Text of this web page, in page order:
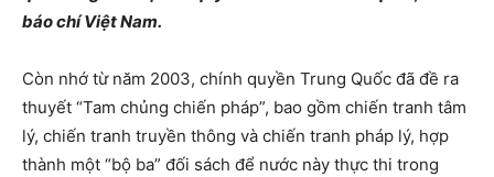
báo chí Việt Nam.
Còn nhớ từ năm 2003, chính quyền Trung Quốc đã đề ra
thuyết “Tam chủng chiến pháp”, bao gồm chiến tranh tâm
lý, chiến tranh truyền thông và chiến tranh pháp lý, hợp
thành một “bộ ba” đối sách để nước này thực thi trong